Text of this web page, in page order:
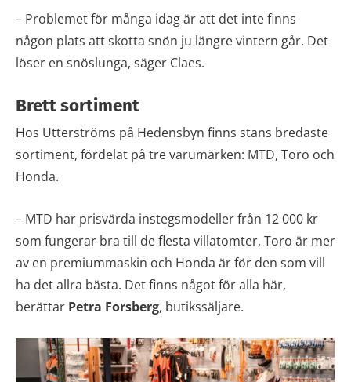
– Problemet för många idag är att det inte finns
någon plats att skotta snön ju längre vintern går. Det
löser en snöslunga, säger Claes.
Brett sortiment
Hos Utterströms på Hedensbyn finns stans bredaste
sortiment, fördelat på tre varumärken: MTD, Toro och
Honda.
– MTD har prisvärda instegsmodeller från 12 000 kr
som fungerar bra till de flesta villatomter, Toro är mer
av en premiummaskin och Honda är för den som vill
ha det allra bästa. Det finns något för alla här,
berättar Petra Forsberg, butikssäljare.